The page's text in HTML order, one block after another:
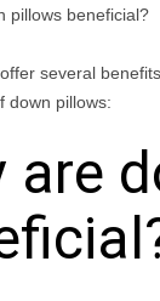
pillows beneficial?
several
down pillows:
are